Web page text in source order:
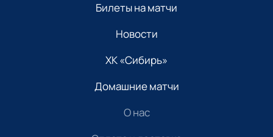
Билеты на матчи
Новости
ХК «Сибирь»
Домашние матчи
О нас